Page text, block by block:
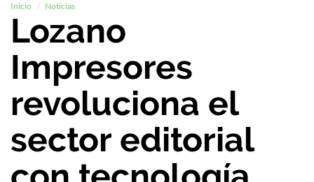
Inicio Noticias
Lozano
Impresores
revoluciona el
sector editorial